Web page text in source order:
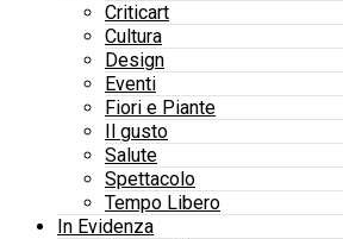
Criticart
Cultura
Design
Eventi
Fiori e Piante
Il gusto
Salute
Spettacolo
Tempo Libero
In Evidenza